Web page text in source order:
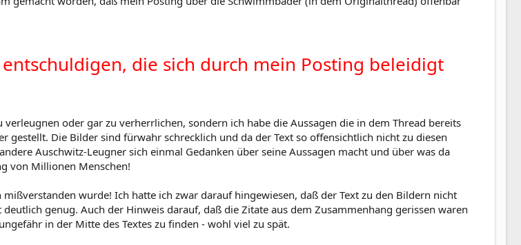
die sich durch mein Posting beleidigt
oder gar zu verherrlichen, sondern ich habe die Aussagen die in dem Thread bereits
gestellt. Die Bilder sind fürwahr schrecklich und da der Text so offensichtlich nicht zu diesen
Auschwitz-Leugner sich einmal Gedanken über seine Aussagen macht und über was da
von Millionen Menschen!
wurde! Ich hatte ich zwar darauf hingewiesen, daß der Text zu den Bildern nicht
genug. Auch der Hinweis darauf, daß die Zitate aus dem Zusammenhang gerissen waren
in der Mitte des Textes zu finden - wohl viel zu spät.